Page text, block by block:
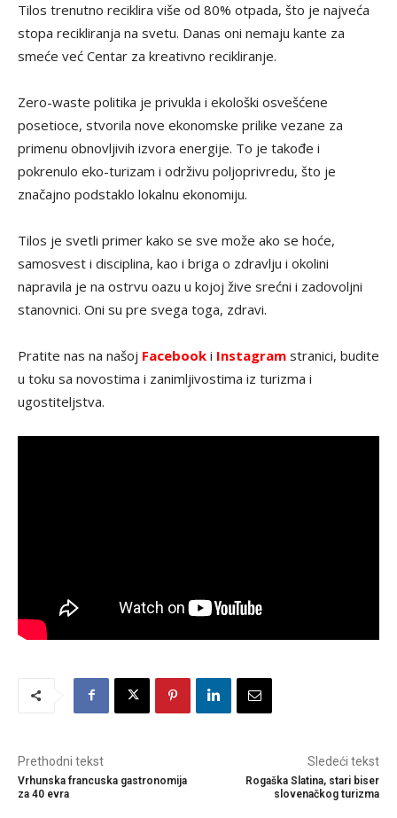
Tilos trenutno reciklira više od 80% otpada, što je najveća
stopa recikliranja na svetu. Danas oni nemaju kante za
smeće već Centar za kreativno recikliranje.
Zero-waste politika je privukla i ekološki osvešćene
posetioce, stvorila nove ekonomske prilike vezane za
primenu obnovljivih izvora energije. To je takođe i
pokrenulo eko-turizam i održivu poljoprivredu, što je
značajno podstaklo lokalnu ekonomiju.
Tilos je svetli primer kako se sve može ako se hoće,
samosvest i disciplina, kao i briga o zdravlju i okolini
napravila je na ostrvu oazu u kojoj žive srećni i zadovoljni
stanovnici. Oni su pre svega toga, zdravi.
Pratite nas na našoj Facebook i Instagram stranici, budite
u toku sa novostima i zanimljivostima iz turizma i
ugostiteljstva.
Prethodni tekst
Vrhunska francuska gastronomija
za 40 evra
Sledeći tekst
Rogaška Slatina, stari biser
slovenačkog turizma